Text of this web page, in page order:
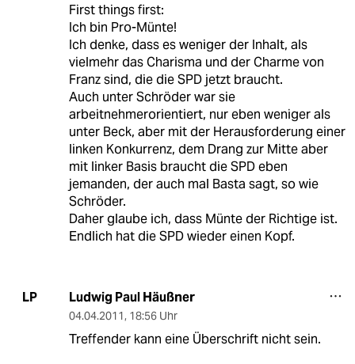
First things first:
Ich bin Pro-Münte!
Ich denke, dass es weniger der Inhalt, als
vielmehr das Charisma und der Charme von
Franz sind, die die SPD jetzt braucht.
Auch unter Schröder war sie
arbeitnehmerorientiert, nur eben weniger als
unter Beck, aber mit der Herausforderung einer
linken Konkurrenz, dem Drang zur Mitte aber
mit linker Basis braucht die SPD eben
jemanden, der auch mal Basta sagt, so wie
Schröder.
Daher glaube ich, dass Münte der Richtige ist.
Endlich hat die SPD wieder einen Kopf.
LP Ludwig Paul Häußner
04.04.2011, 18:56 Uhr
Treffender kann eine Überschrift nicht sein.